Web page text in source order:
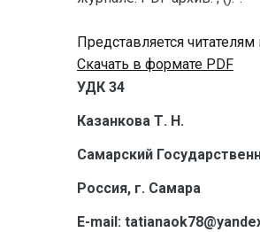
Представляется
Скачать в формате PDF
УДК 34
Казанкова Т. Н.
Самарский
Россия, г. Самара
E-mail: